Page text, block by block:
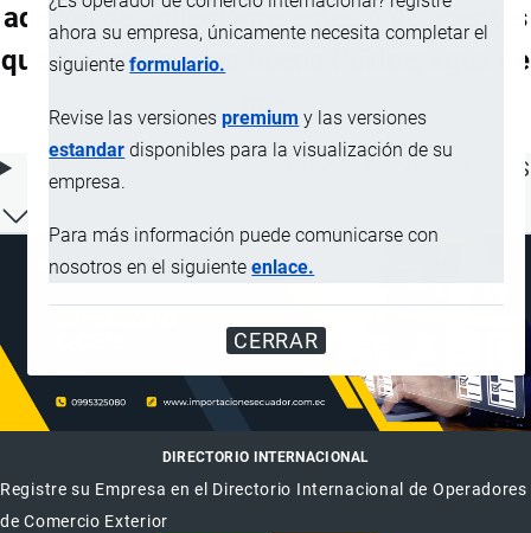
ahora su empresa, únicamente necesita completar el
siguienteformulario.
Revise las versionespremium y las versiones
estandar disponibles para la visualización de su
empresa.
Para más información puede comunicarse con
nosotros en el siguienteenlace.
CERRAR
adición de antiaglomerantes o de agentes
que garanticen una buena fluidez; agua de
mar
ÍNDICE DE CONTENIDOS
DIRECTORIO INTERNACIONAL
Registre su Empresa en el Directorio Internacional de Operadores
de Comercio Exterior